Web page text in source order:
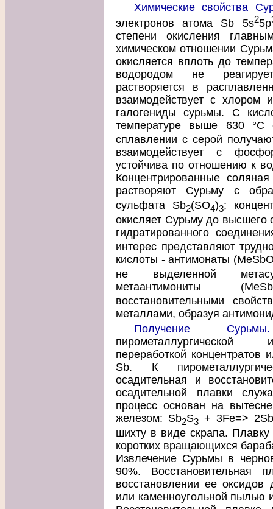
Химические свойства
электронов атома Sb 5s25p
степени окисления
химическом отношении
окисляется вплоть до
водородом не
растворяется в
взаимодействует с хлором
галогениды сурьмы. С
температуре выше 630 °С
сплавлении с серой
взаимодействует с
устойчива по отношению к
Концентрированные
растворяют Сурьму с
сульфата Sb2(SO4)3;
окисляет Сурьму до высшего
гидратированного
интерес представляют
кислоты - антимонаты
не выделенной
метаантимониты
восстановительными
металлами, образуя
Получение Сурьмы.
пирометаллургической
переработкой
Sb. К
осадительная и
осадительной плавки
процесс основан на
железом: Sb2S3 + 3Fe=>
шихту в виде скрапа.
коротких вращающихся
Извлечение Сурьмы в
90%. Восстановительная
восстановлении ее
или каменноугольной пылью